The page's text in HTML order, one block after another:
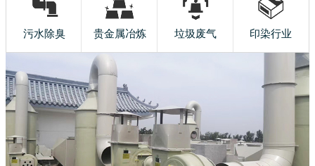
污水除臭 贵金属冶炼 垃圾废气 印染行业